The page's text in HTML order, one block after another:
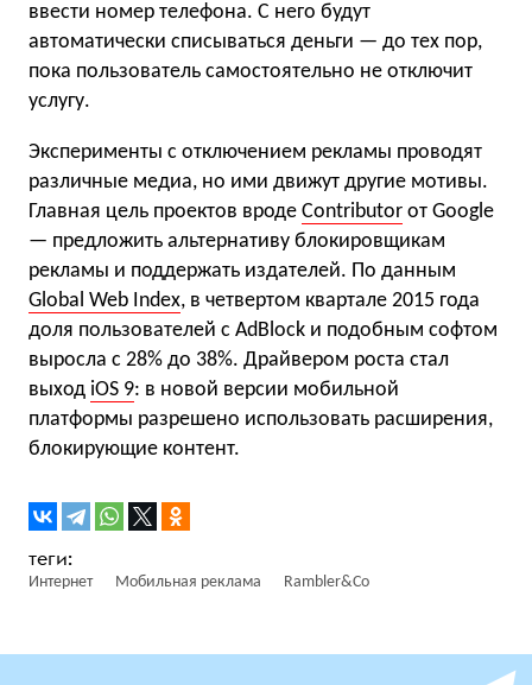
ввести номер телефона. С него будут
автоматически списываться деньги — до тех пор,
пока пользователь самостоятельно не отключит
услугу.
Эксперименты с отключением рекламы проводят
различные медиа, но ими движут другие мотивы.
Главная цель проектов вроде Contributor от Google
— предложить альтернативу блокировщикам
рекламы и поддержать издателей. По данным
Global Web Index, в четвертом квартале 2015 года
доля пользователей с AdBlock и подобным софтом
выросла с 28% до 38%. Драйвером роста стал
выход iOS 9: в новой версии мобильной
платформы разрешено использовать расширения,
блокирующие контент.
Интернет Мобильная реклама Rambler&Co